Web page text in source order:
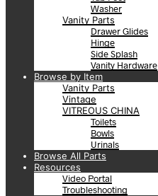
Washer
Vanity Parts
Drawer Glides
Hinge
Side Splash
Vanity Hardware
Browse by Item
Vanity Parts
Vintage
VITREOUS CHINA
Toilets
Bowls
Urinals
Browse All Parts
Resources
Video Portal
Troubleshooting